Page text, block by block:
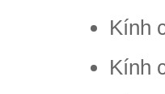
Kính
Kính